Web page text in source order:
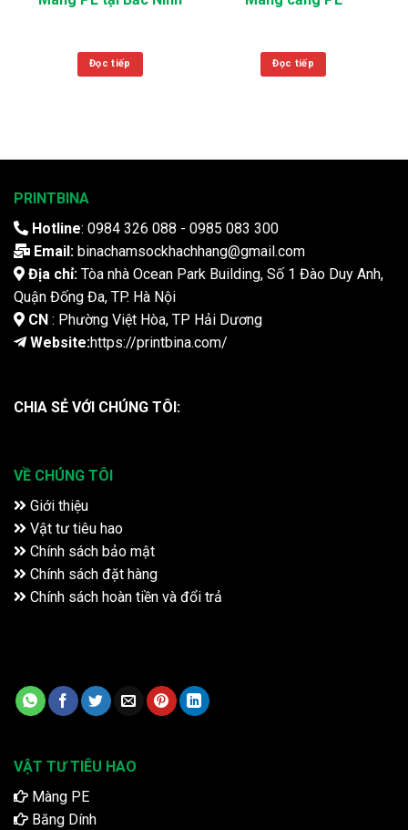
Đọc tiếp Đọc tiếp
PRINTBINA
Hotline: 0984 326 088 - 0985 083 300
Email: binachamsockhachhang@gmail.com
Địa chỉ: Tòa nhà Ocean Park Building, Số 1 Đào Duy Anh,
Quận Đống Đa, TP. Hà Nội
CN : Phường Việt Hòa, TP Hải Dương
Website:https://printbina.com/
CHIA SẺ VỚI CHÚNG TÔI:
VỀ CHÚNG TÔI
Giới thiệu
Vật tư tiêu hao
Chính sách bảo mật
Chính sách đặt hàng
Chính sách hoàn tiền và đổi trả
VẬT TƯ TIÊU HAO
Màng PE
Băng Dính